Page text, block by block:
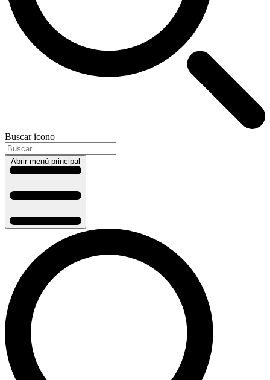
Buscar icono
Abrir menú principal